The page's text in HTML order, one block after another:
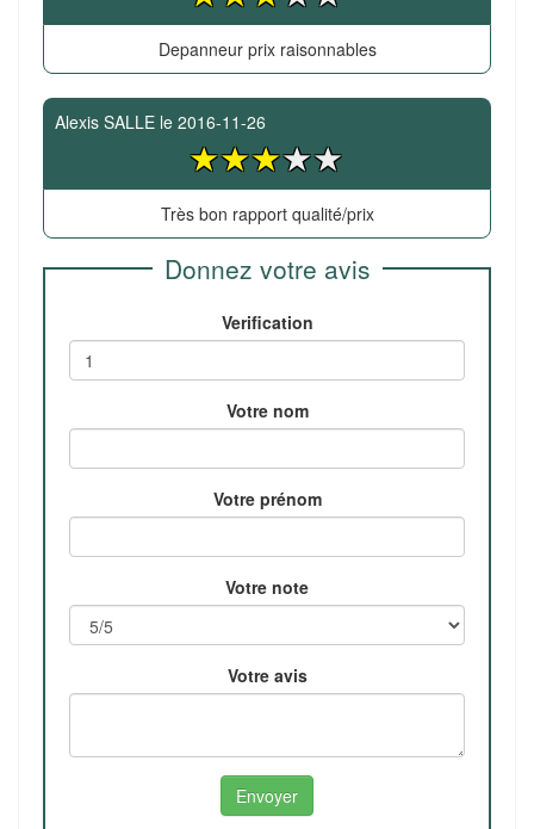
Depanneur prix raisonnables
Alexis SALLE le 2016-11-26
Très bon rapport qualité/prix
Donnez votre avis
Verification
Votre nom
Votre prénom
Votre note
Votre avis